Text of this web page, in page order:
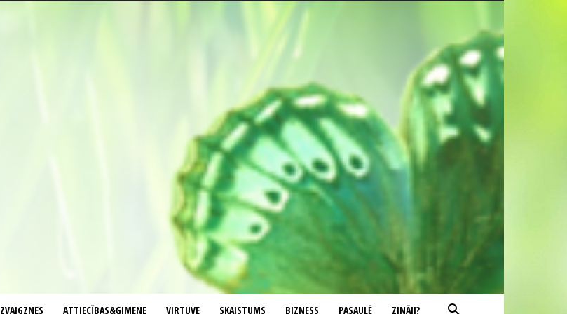
ZVAIGZNES ATTIECĪBAS&ĢIMENE VIRTUVE SKAISTUMS BIZNESS PASAULĒ ZINĀJI?